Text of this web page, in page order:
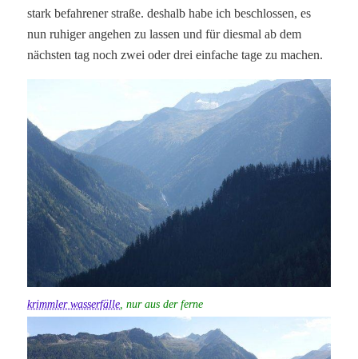
stark befahrener straße. deshalb habe ich beschlossen, es
nun ruhiger angehen zu lassen und für diesmal ab dem
nächsten tag noch zwei oder drei einfache tage zu machen.
krimmler wasserfälle , nur aus der ferne